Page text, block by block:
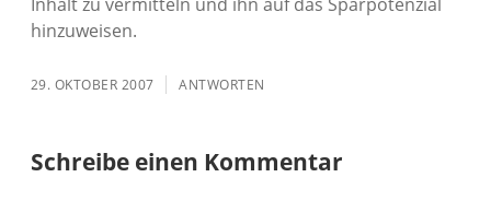
hinzuweisen.
29. OKTOBER 2007 ANTWORTEN
Schreibe einen Kommentar